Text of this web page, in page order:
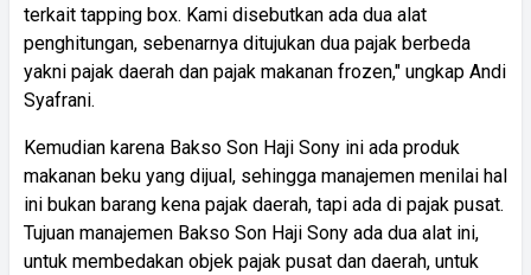
terkait tapping box. Kami disebutkan ada dua alat
penghitungan, sebenarnya ditujukan dua pajak berbeda
yakni pajak daerah dan pajak makanan frozen," ungkap Andi
Syafrani.
Kemudian karena Bakso Son Haji Sony ini ada produk
makanan beku yang dijual, sehingga manajemen menilai hal
ini bukan barang kena pajak daerah, tapi ada di pajak pusat.
Tujuan manajemen Bakso Son Haji Sony ada dua alat ini,
untuk membedakan objek pajak pusat dan daerah, untuk